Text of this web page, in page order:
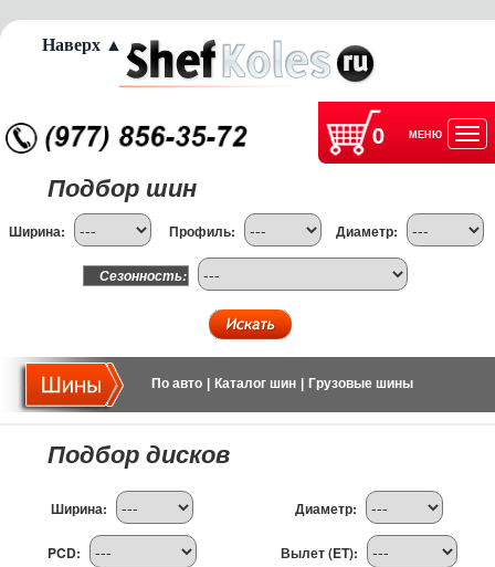
0 МЕНЮ
Подбор шин
Ширина: Профиль: Диаметр:
Сезонность:
По авто Каталог шин Грузовые шины
Подбор дисков
Ширина: Диаметр:
PCD: Вылет (ET):
Наверх ▲